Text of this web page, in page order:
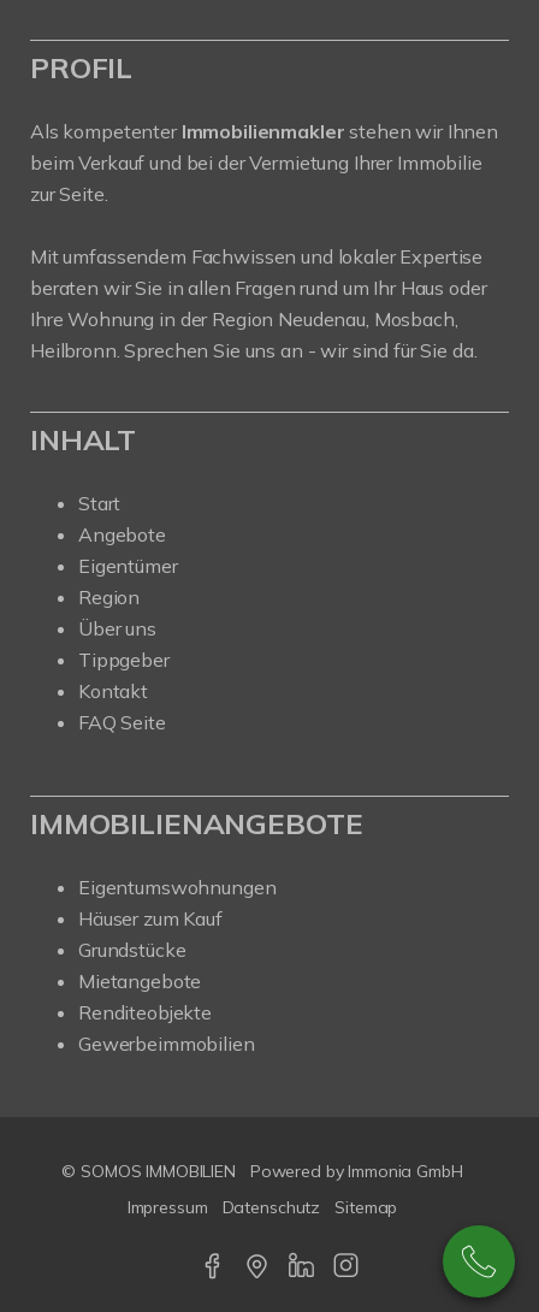
PROFIL
Als kompetenter Immobilienmaklerstehen wir Ihnen
beim Verkauf und bei der Vermietung Ihrer Immobilie
zur Seite.
Mit umfassendem Fachwissen und lokaler Expertise
beraten wir Sie in allen Fragen rund um Ihr Haus oder
Ihre Wohnung in der Region Neudenau, Mosbach,
Heilbronn. Sprechen Sie uns an - wir sind für Sie da.
INHALT
Start
Angebote
Eigentümer
Region
Über uns
Tippgeber
Kontakt
FAQ Seite
IMMOBILIENANGEBOTE
Eigentumswohnungen
Häuser zum Kauf
Grundstücke
Mietangebote
Renditeobjekte
Gewerbeimmobilien
© SOMOS IMMOBILIEN
Powered by Immonia GmbH
Impressum
Datenschutz Sitemap